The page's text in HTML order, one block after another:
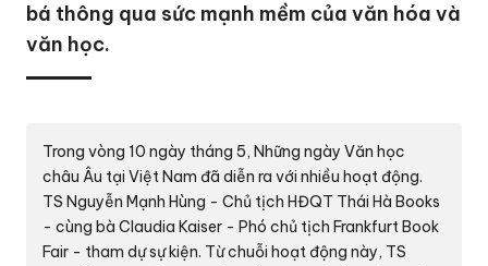
bá thông qua sức mạnh mềm của văn hóa và
văn học.
Trong vòng 10 ngày tháng 5, Những ngày Văn học
châu Âu tại Việt Nam đã diễn ra với nhiều hoạt động.
TS Nguyễn Mạnh Hùng - Chủ tịch HĐQT Thái Hà Books
- cùng bà Claudia Kaiser - Phó chủ tịch Frankfurt Book
Fair - tham dự sự kiện. Từ chuỗi hoạt động này, TS